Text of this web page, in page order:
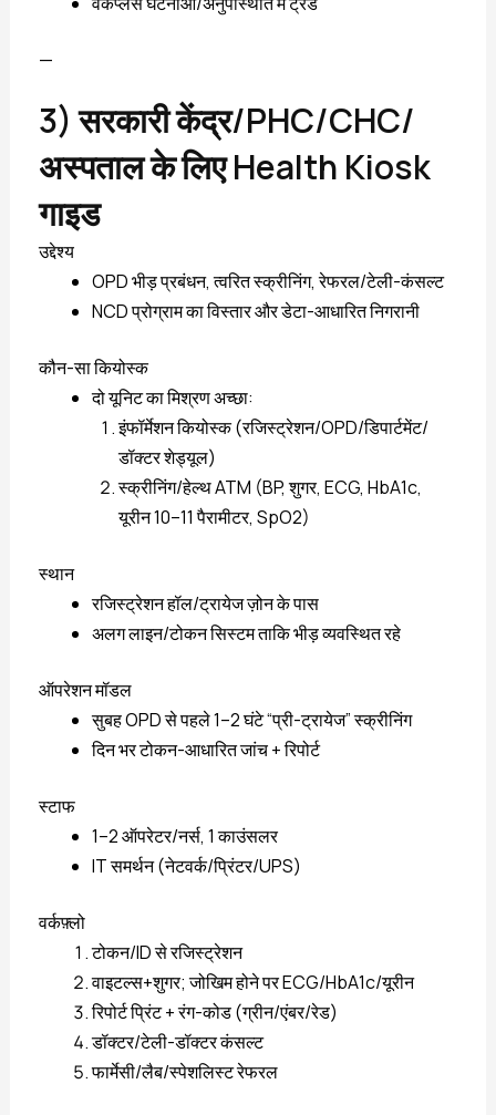
—
3) सरकारी केंद्र/PHC/CHC/
अस्पताल के लिए Health Kiosk
गाइड
उद्देश्य
OPD भीड़ प्रबंधन, त्वरित स्क्रीनिंग, रेफरल/टेली-कंसल्ट
NCD प्रोग्राम का विस्तार और डेटा-आधारित निगरानी
कौन-सा कियोस्क
दो यूनिट का मिश्रण अच्छा:
इंफॉर्मेशन कियोस्क (रजिस्ट्रेशन/OPD/डिपार्टमेंट/
डॉक्टर शेड्यूल)
स्क्रीनिंग/हेल्थ ATM (BP, शुगर, ECG, HbA1c,
यूरीन 10–11 पैरामीटर, SpO2)
स्थान
रजिस्ट्रेशन हॉल/ट्रायेज ज़ोन के पास
अलग लाइन/टोकन सिस्टम ताकि भीड़ व्यवस्थित रहे
ऑपरेशन मॉडल
सुबह OPD से पहले 1–2 घंटे “प्री-ट्रायेज” स्क्रीनिंग
दिन भर टोकन-आधारित जांच + रिपोर्ट
स्टाफ
1–2 ऑपरेटर/नर्स, 1 काउंसलर
IT समर्थन (नेटवर्क/प्रिंटर/UPS)
वर्कफ़्लो
टोकन/ID से रजिस्ट्रेशन
वाइटल्स+शुगर; जोखिम होने पर ECG/HbA1c/यूरीन
रिपोर्ट प्रिंट + रंग-कोड (ग्रीन/एंबर/रेड)
डॉक्टर/टेली-डॉक्टर कंसल्ट
फार्मेसी/लैब/स्पेशलिस्ट रेफरल